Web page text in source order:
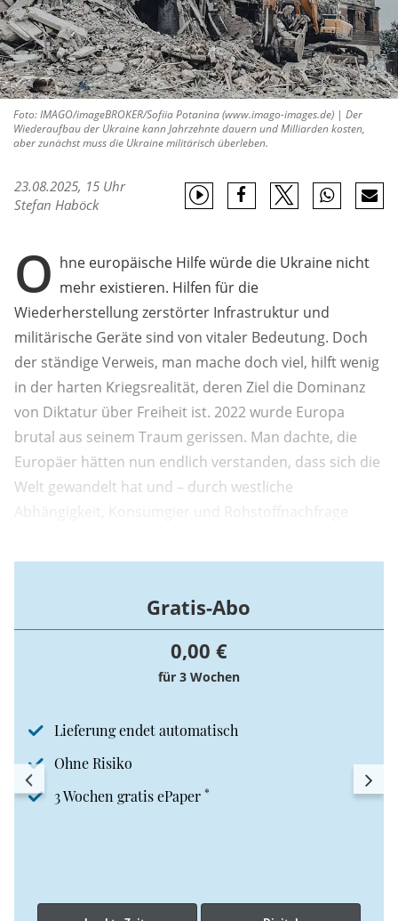
Foto: IMAGO/imageBROKER/Sofiia Potanina (www.imago-images.de) | Der
Wiederaufbau der Ukraine kann Jahrzehnte dauern und Milliarden kosten,
aber zunächst muss die Ukraine militärisch überleben.
23.08.2025, 15 Uhr
Stefan Haböck
O hne europäische Hilfe würde die Ukraine nicht
mehr existieren. Hilfen für die
Wiederherstellung zerstörter Infrastruktur und
militärische Geräte sind von vitaler Bedeutung. Doch
der ständige Verweis, man mache doch viel, hilft wenig
in der harten Kriegsrealität, deren Ziel die Dominanz
von Diktatur über Freiheit ist. 2022 wurde Europa
brutal aus seinem Traum gerissen. Man dachte, die
Europäer hätten nun endlich verstanden, dass sich die
Welt gewandelt hat und – durch westliche
Abhängigkeit, Konsumgier und Rohstoffnachfrage
aggressiv durchsetzen wollen. Doch auf dem
Unterdrückungsapparate, das NS-Regime und die
Sowjetunion, erlebt ...
Gratis-Abo
0,00 €
für 3 Wochen
Lieferung endet automatisch
Ohne Risiko
3 Wochen gratis ePaper *